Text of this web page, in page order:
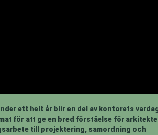
ett helt år blir en del av kontorets
för att ge en bred förståelse för
till projektering, samordning och